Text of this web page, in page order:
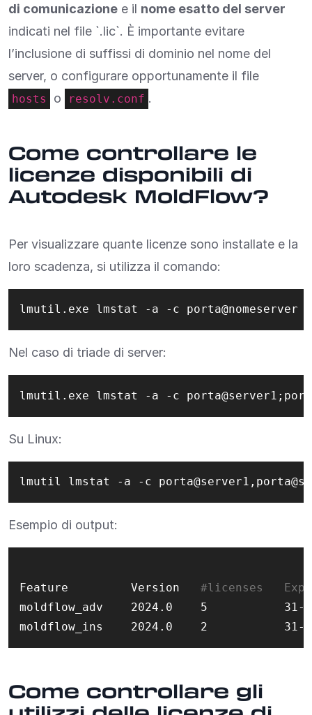
di comunicazione e il nome esatto del server
indicati nel file `.lic`. È importante evitare
l’inclusione di suffissi di dominio nel nome del
server, o configurare opportunamente il file
hosts o resolv.conf .
Come controllare le
licenze disponibili di
Autodesk MoldFlow?
Per visualizzare quante licenze sono installate e la
loro scadenza, si utilizza il comando:
lmutil.exe lmstat -a -c porta@nomeserver
Nel caso di triade di server:
lmutil.exe lmstat -a -c
Su Linux:
lmutil lmstat -a -c
Esempio di output:
Feature         Version #licenses
moldflow_adv    2024.0    5           31-
Come controllare gli